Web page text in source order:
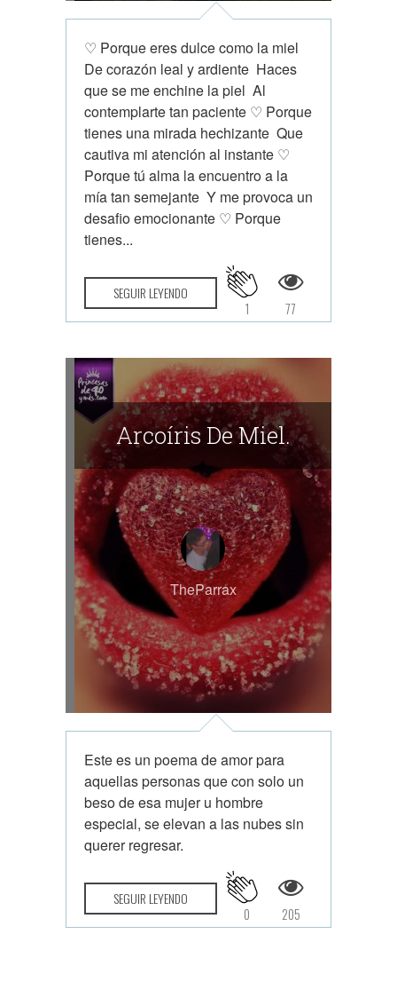
♡ Porque eres dulce como la miel
De corazón leal y ardiente Haces
que se me enchine la piel Al
contemplarte tan paciente ♡ Porque
tienes una mirada hechizante Que
cautiva mi atención al instante ♡
Porque tú alma la encuentro a la
mía tan semejante Y me provoca un
desafio emocionante ♡ Porque
tienes...
SEGUIR LEYENDO
77
1
Arcoíris De Miel.
TheParrax
Este es un poema de amor para
aquellas personas que con solo un
beso de esa mujer u hombre
especial, se elevan a las nubes sin
querer regresar.
SEGUIR LEYENDO
205
0